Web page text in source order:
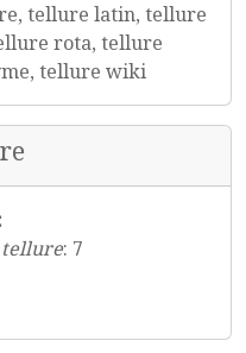
tellure latin, tellure
rota, tellure
tellure wiki
tellure: 7